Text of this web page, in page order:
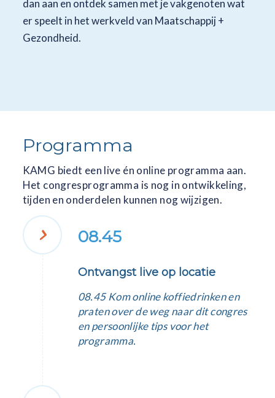
dan aan en ontdek samen met je vakgenoten wat
er speelt in het werkveld van Maatschappij +
Gezondheid.
Programma
KAMG biedt een live én online programma aan.
Het congresprogramma is nog in ontwikkeling,
tijden en onderdelen kunnen nog wijzigen.
08.45
Ontvangst live op locatie
08.45 Kom online koffiedrinken en
praten over de weg naar dit congres
en persoonlijke tips voor het
programma.